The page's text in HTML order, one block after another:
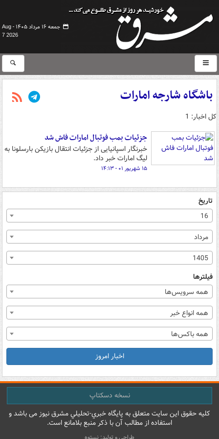
جمعه ۱۶ مرداد ۱۴۰۵ -
Aug
7 2026
باشگاه شارجه امارات
کل اخبار: 1
جزئیات بمب فوتبال امارات فاش شد
خبرنگار اسپانیایی از جزئیات انتقال بازیکن بارسلونا به
لیگ امارات خبر داد.
۱۵ شهریور ۰۱ - ۱۴:۱۳
تاریخ
16
مرداد
1405
فیلترها
همه سرویس‌ها
همه انواع خبر
همه باکس‌ها
اخبار امروز
نسخه دسکتاپ
کليه حقوق اين سايت متعلق به پایگاه خبري-تحليلي مشرق نيوز می باشد و
استفاده از مطالب آن با ذکر منبع بلامانع است.
طراحی و تولید: نستوه